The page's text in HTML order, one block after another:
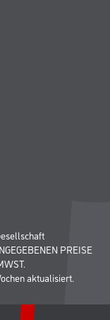
PREISE
aktualisiert.